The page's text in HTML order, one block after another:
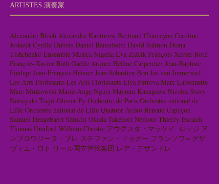
ARTISTES 演奏家
Alexandre Bloch Alexandre Kantorow Bertrand Chamayou Caroline
Jestaedt Cyrille Dubois Daniel Barenboim David Salmon Diana
Tishchenko Ensemble Musica Nigella Eva Zaïcik François-Xavier Roth
François-Xavier Roth Gaëlle Arquez Hélène Carpentier Jean-Baptiste
Fonlupt Jean-François Heisser Jean-Sébastien Bou Jos van Immerseel
Les Arts Florissants Les Arts Florissants Liya Petrova Marc Labonnette
Marc Minkowski Marie-Ange Nguci Mayumi Kanagawa Nicolas Stavy
Nobuyuki Tsujii Olivier Py Orchestre de Paris Orchestre national de
Lille Orchestre national de Lille Quatuor Ardeo Renaud Capuçon
Samuel Hengebaert Shuichi Okada Takénori Némoto Thierry Escaich
Thomas Dunford William Christie アウグスタ・マッケイ=ロッジ ア
ンブロワジーヌ・ブレ ステファン・ドゥグー フランソワ＝グザ
ヴィエ・ロト リール国立管弦楽団 レア・デザンドレ